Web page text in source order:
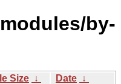
by-
Size ↓ Date ↓